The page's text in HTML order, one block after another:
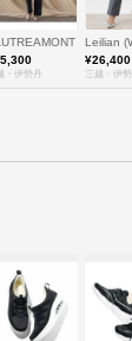
ン
・伊勢丹
Leilian
¥26,400
三越・伊勢